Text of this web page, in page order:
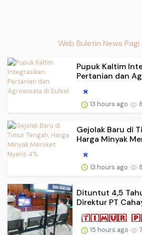
Web Buletin News
Pupuk Kaltim
Pertanian dan
13 hours ago 8
Gejolak Baru di
Harga Minyak
13 hours ago 8
Dituntut 4,5
Direktur PT
15 hours ago 7